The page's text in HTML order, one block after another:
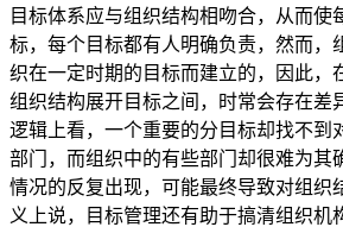
目标体系应与组织结构相吻合，从而使
标，每个目标都有人明确负责，然而，
织在一定时期的目标而建立的，因此，
组织结构展开目标之间，时常会存在差
逻辑上看，一个重要的分目标却找不到
部门，而组织中的有些部门却很难为其
情况的反复出现，可能最终导致对组织
义上说，目标管理还有助于搞清组织机